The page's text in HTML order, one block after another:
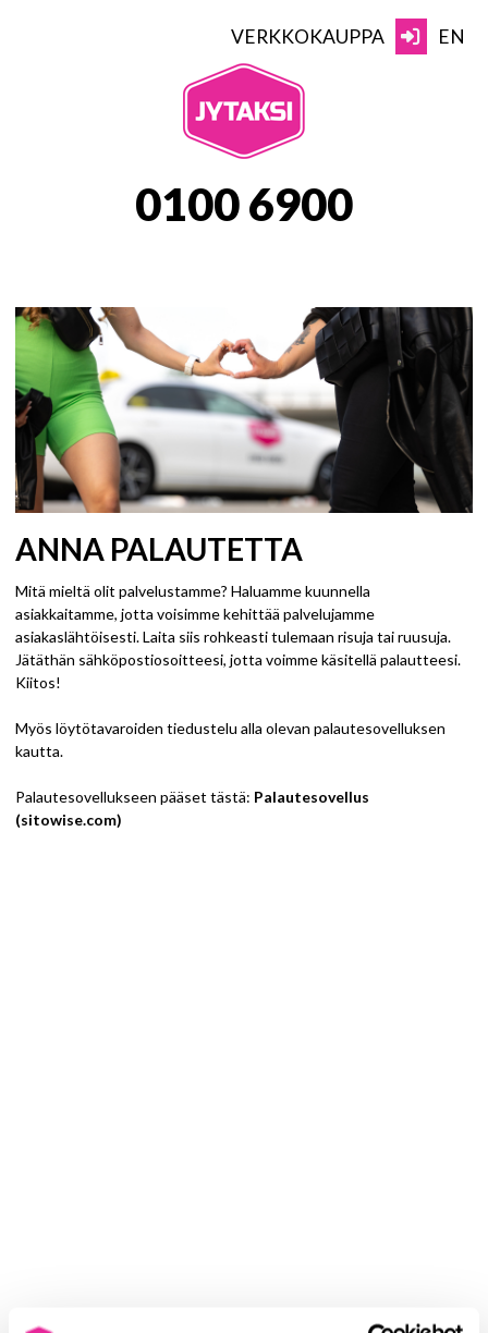
VERKKOKAUPPA EN
JYTAKSI
0100 6900
ANNA PALAUTETTA
Mitä mieltä olit palvelustamme? Haluamme kuunnella
asiakkaitamme, jotta voisimme kehittää palvelujamme
asiakaslähtöisesti. Laita siis rohkeasti tulemaan risuja tai ruusuja.
Jätäthän sähköpostiosoitteesi, jotta voimme käsitellä palautteesi.
Kiitos!
Myös löytötavaroiden tiedustelu alla olevan palautesovelluksen
kautta.
Palautesovellukseen pääset tästä: Palautesovellus
(sitowise.com)